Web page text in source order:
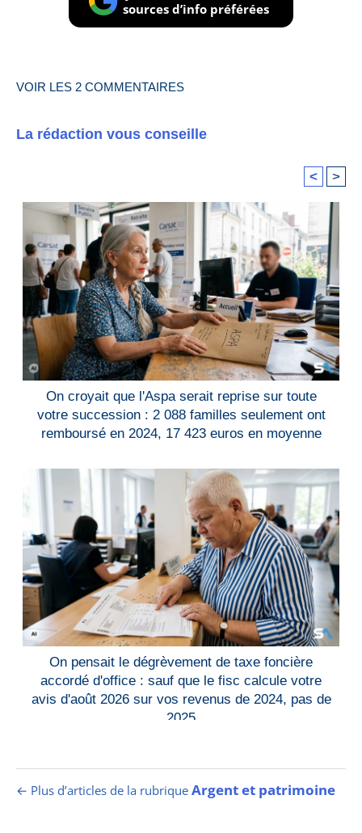
sources d’info préférées
VOIR LES 2 COMMENTAIRES
La rédaction vous conseille
< >
On croyait que l'Aspa serait reprise sur toute
votre succession : 2 088 familles seulement ont
remboursé en 2024, 17 423 euros en moyenne
On pensait le dégrèvement de taxe foncière
accordé d'office : sauf que le fisc calcule votre
avis d'août 2026 sur vos revenus de 2024, pas de
2025
← Plus d’articles de la rubrique Argent et patrimoine